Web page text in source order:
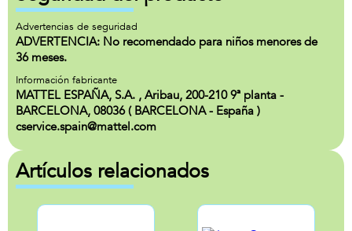
Advertencias de seguridad
ADVERTENCIA: No recomendado para niños menores de
36 meses.
Información fabricante
MATTEL ESPAÑA, S.A. , Aribau, 200-210 9ª planta -
BARCELONA, 08036 ( BARCELONA - España )
cservice.spain@mattel.com
Artículos relacionados